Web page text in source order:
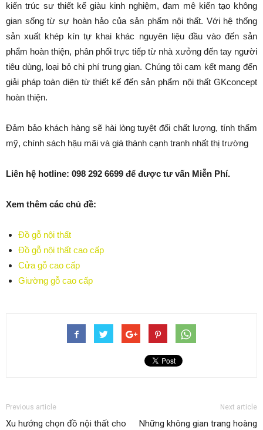
kiến trúc sư thiết kế giàu kinh nghiệm, đam mê kiến tạo không
gian sống từ sự hoàn hảo của sản phẩm nội thất. Với hệ thống
sản xuất khép kín tự khai khác nguyên liệu đầu vào đến sản
phẩm hoàn thiện, phân phối trực tiếp từ nhà xưởng đến tay người
tiêu dùng, loại bỏ chi phí trung gian. Chúng tôi cam kết mang đến
giải pháp toàn diện từ thiết kế đến sản phẩm nội thất GKconcept
hoàn thiện.
Đảm bảo khách hàng sẽ hài lòng tuyệt đối chất lượng, tính thẩm
mỹ, chính sách hậu mãi và giá thành cạnh tranh nhất thị trường
Liên hệ hotline: 098 292 6699 để được tư vấn Miễn Phí.
Xem thêm các chủ đề:
Đồ gỗ nội thất
Đồ gỗ nội thất cao cấp
Cửa gỗ cao cấp
Giường gỗ cao cấp
Previous article
Xu hướng chọn đồ nội thất cho
Next article
Những không gian trang hoàng